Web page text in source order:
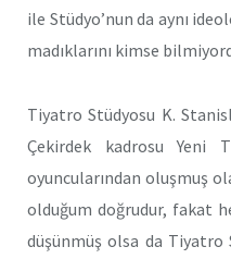
ile Stüdyo’nun da aynı
madıklarını kimse
Tiyatro Stüdyosu K.
Çekirdek kadrosu Yeni
oyuncularından oluşmuş
olduğum doğrudur, fakat
düşünmüş olsa da Tiyatro